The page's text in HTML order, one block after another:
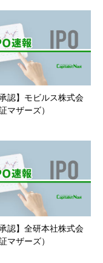
承認】モビルス株式会
マザーズ）
承認】全研本社株式会
マザーズ）